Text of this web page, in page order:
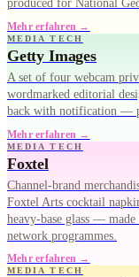
produced for National
Mehr erfahren →
MEDIA TECH
Getty Images
A set of four webcam
wordmarked editorial
back with notification —
Mehr erfahren →
MEDIA TECH
Foxtel
Channel-brand
Foxtel Arts cocktail
heavy-base glass —
network programmes.
Mehr erfahren →
MEDIA TECH